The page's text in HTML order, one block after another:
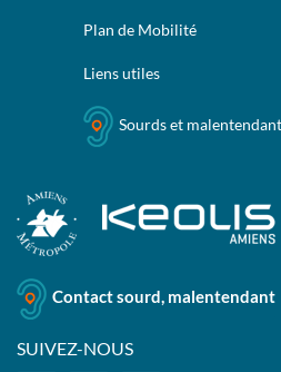
Plan de Mobilité
Liens utiles
Sourds et
Contact sourd, malentendant
SUIVEZ-NOUS